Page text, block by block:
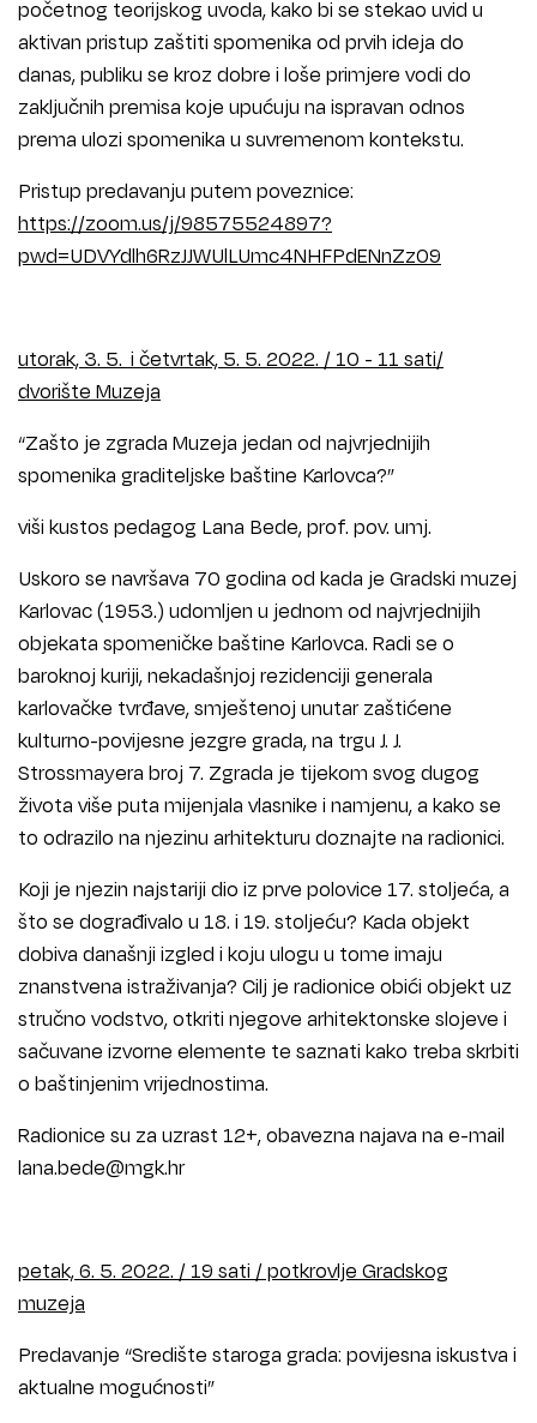
početnog teorijskog uvoda, kako bi se stekao uvid u
aktivan pristup zaštiti spomenika od prvih ideja do
danas, publiku se kroz dobre i loše primjere vodi do
zaključnih premisa koje upućuju na ispravan odnos
prema ulozi spomenika u suvremenom kontekstu.
Pristup predavanju putem poveznice:
https://zoom.us/j/98575524897?
pwd=UDVYdlh6RzJJWUlLUmc4NHFPdENnZz09
utorak, 3. 5. i četvrtak, 5. 5. 2022. / 10 - 11 sati/
dvorište Muzeja
“Zašto je zgrada Muzeja jedan od najvrjednijih
spomenika graditeljske baštine Karlovca?”
viši kustos pedagog Lana Bede, prof. pov. umj.
Uskoro se navršava 70 godina od kada je Gradski muzej
Karlovac (1953.) udomljen u jednom od najvrjednijih
objekata spomeničke baštine Karlovca. Radi se o
baroknoj kuriji, nekadašnjoj rezidenciji generala
karlovačke tvrđave, smještenoj unutar zaštićene
kulturno-povijesne jezgre grada, na trgu J. J.
Strossmayera broj 7. Zgrada je tijekom svog dugog
života više puta mijenjala vlasnike i namjenu, a kako se
to odrazilo na njezinu arhitekturu doznajte na radionici.
Koji je njezin najstariji dio iz prve polovice 17. stoljeća, a
što se dograđivalo u 18. i 19. stoljeću? Kada objekt
dobiva današnji izgled i koju ulogu u tome imaju
znanstvena istraživanja? Cilj je radionice obići objekt uz
stručno vodstvo, otkriti njegove arhitektonske slojeve i
sačuvane izvorne elemente te saznati kako treba skrbiti
o baštinjenim vrijednostima.
Radionice su za uzrast 12+, obavezna najava na e-mail
lana.bede@mgk.hr
petak, 6. 5. 2022. / 19 sati / potkrovlje Gradskog
muzeja
Predavanje “Središte staroga grada: povijesna iskustva i
aktualne mogućnosti”